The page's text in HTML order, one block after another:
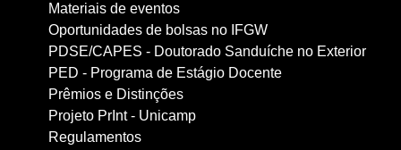
Materiais de eventos
Oportunidades de bolsas no IFGW
PDSE/CAPES - Doutorado Sanduíche no Exterior
PED - Programa de Estágio Docente
Prêmios e Distinções
Projeto PrInt - Unicamp
Regulamentos